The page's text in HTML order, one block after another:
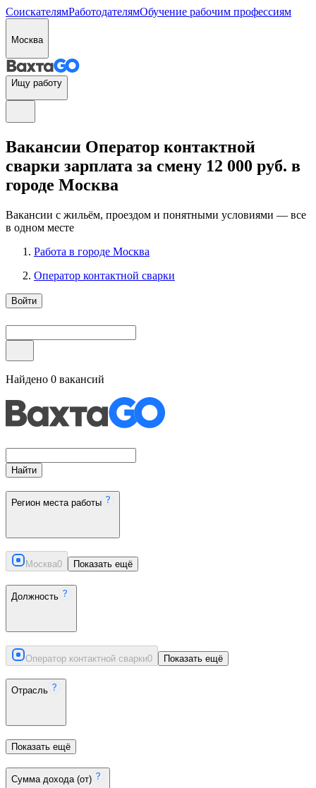
СоискателямРаботодателямОбучение рабочим профессиям
Москва
Ищу работу
Вакансии Оператор контактной
сварки зарплата за смену 12 000 руб. в
городе Москва
Вакансии с жильём, проездом и понятными условиями — все
в одном месте
Работа в городе Москва
Оператор контактной сварки
Войти
Найдено 0 вакансий
Найти
Регион места работы
Москва0 Показать ещё
Должность
Оператор контактной сварки0 Показать ещё
Отрасль
Показать ещё
Сумма дохода (от)